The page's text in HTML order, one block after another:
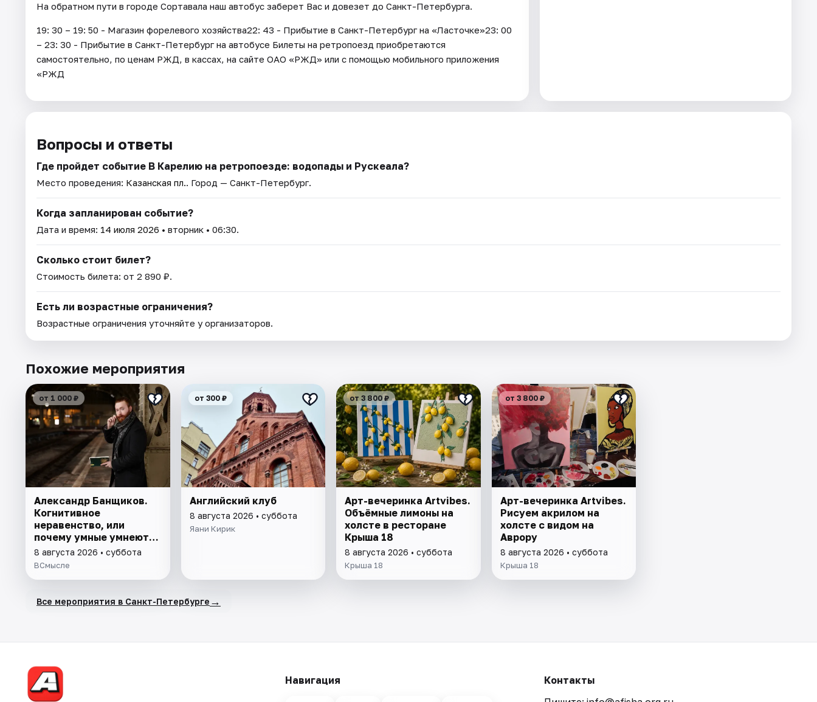
На обратном пути в городе Сортавала наш автобус заберет Вас и довезет до Санкт-Петербурга.
19: 30 – 19: 50 - Магазин форелевого хозяйства22: 43 - Прибытие в Санкт-Петербург на «Ласточке»23: 00
– 23: 30 - Прибытие в Санкт-Петербург на автобусе Билеты на ретропоезд приобретаются
самостоятельно, по ценам РЖД, в кассах, на сайте ОАО «РЖД» или с помощью мобильного приложения
«РЖД
Вопросы и ответы
Где пройдет событие В Карелию на ретропоезде: водопады и Рускеала?
Место проведения: Казанская пл.. Город — Санкт-Петербург.
Когда запланирован событие?
Дата и время: 14 июля 2026 • вторник • 06:30.
Сколько стоит билет?
Стоимость билета: от 2 890 ₽.
Есть ли возрастные ограничения?
Возрастные ограничения уточняйте у организаторов.
Похожие мероприятия
от 1 000 ₽
Александр Банщиков.
Когнитивное
неравенство, или
почему умные умнеют, а
глупые глупеют
8 августа 2026 • суббота
ВСмысле
от 300 ₽
Английский клуб
8 августа 2026 • суббота
Яани Кирик
от 3 800 ₽
Арт-вечеринка Artvibes.
Объёмные лимоны на
холсте в ресторане
Крыша 18
8 августа 2026 • суббота
Крыша 18
от 3 800 ₽
Арт-вечеринка Artvibes.
Рисуем акрилом на
холсте с видом на
Аврору
8 августа 2026 • суббота
Крыша 18
Все мероприятия в Санкт-Петербурге →
Навигация
Контакты